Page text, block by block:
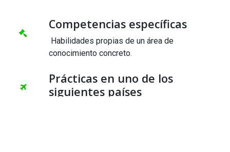
Competencias específicas
Habilidades propias de un área de
conocimiento concreto.
Prácticas en uno de los
siguientes países